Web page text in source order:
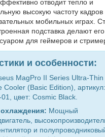
отводит тепло и
высокую частоту кадров
мобильных играх.
подставка делают его
для геймеров и
и особенности:
MagPro II Series Ultra-Thin
Cooler (Basic Edition), артикул:
цвет: Cosmic Black.
Мощный
и